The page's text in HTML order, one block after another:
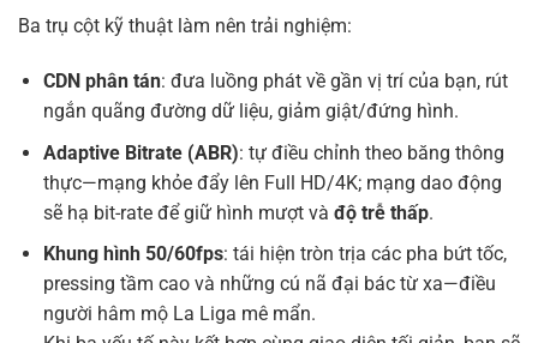
Ba trụ cột kỹ thuật làm nên trải nghiệm:
CDN phân tán: đưa luồng phát về gần vị trí của bạn, rút
ngắn quãng đường dữ liệu, giảm giật/đứng hình.
Adaptive Bitrate (ABR): tự điều chỉnh theo băng thông
thực—mạng khỏe đẩy lên Full HD/4K; mạng dao động
sẽ hạ bit-rate để giữ hình mượt và độ trễ thấp.
Khung hình 50/60fps: tái hiện tròn trịa các pha bứt tốc,
pressing tầm cao và những cú nã đại bác từ xa—điều
người hâm mộ La Liga mê mẩn.